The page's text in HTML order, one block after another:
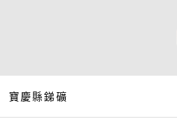
寶慶縣銻礦